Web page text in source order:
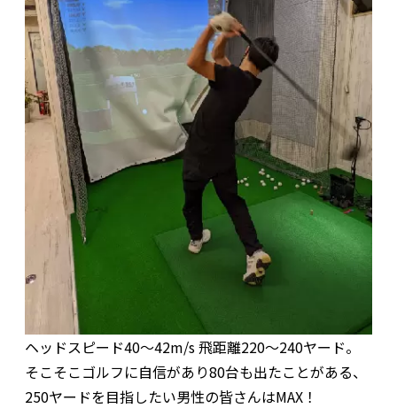
ヘッドスピード40～42m/s 飛距離220～240ヤード。
そこそこゴルフに自信があり80台も出たことがある、
250ヤードを目指したい男性の皆さんはMAX！